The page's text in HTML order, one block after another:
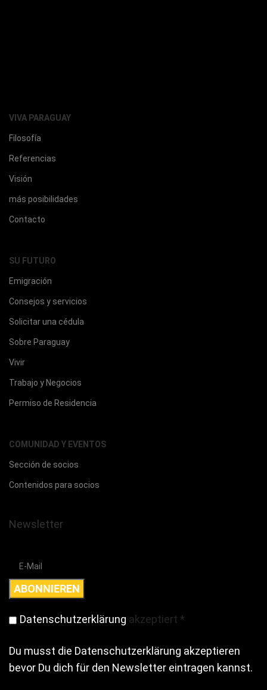
VIVA PARAGUAY
Filosofía
Referencias
Visión
más posibilidades
Contacto
SU FUTURO
Emigración
Consejos y servicios
Solicitar una cédula
Sobre Paraguay
Vivir
Trabajo y Negocios
Permiso de Residencia
COMUNIDAD Y EVENTOS
Sección de socios
Contenidos para socios
Newsletter
Datenschutzerklärung akzeptiert *
Du musst die Datenschutzerklärung akzeptieren
bevor Du dich für den Newsletter eintragen kannst.